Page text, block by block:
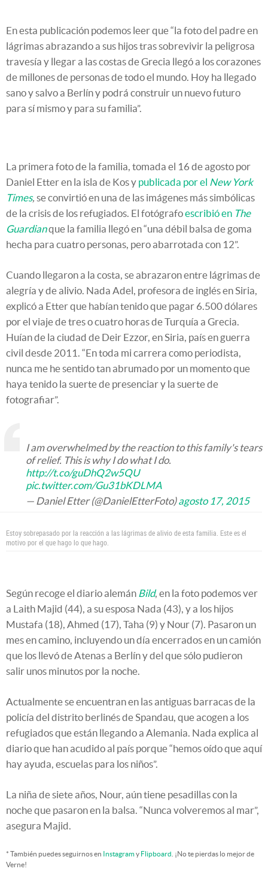
En esta publicación podemos leer que “la foto del padre en
lágrimas abrazando a sus hijos tras sobrevivir la peligrosa
travesía y llegar a las costas de Grecia llegó a los corazones
de millones de personas de todo el mundo. Hoy ha llegado
sano y salvo a Berlín y podrá construir un nuevo futuro
para sí mismo y para su familia”.
La primera foto de la familia, tomada el 16 de agosto por
Daniel Etter en la isla de Kos y publicada por el New York
Times, se convirtió en una de las imágenes más simbólicas
de la crisis de los refugiados. El fotógrafoescribió en The
Guardianque la familia llegó en “una débil balsa de goma
hecha para cuatro personas, pero abarrotada con 12”.
Cuando llegaron a la costa, se abrazaron entre lágrimas de
alegría y de alivio. Nada Adel, profesora de inglés en Siria,
explicó a Etter que habían tenido que pagar 6.500 dólares
por el viaje de tres o cuatro horas de Turquía a Grecia.
Huían de la ciudad de Deir Ezzor, en Siria, país en guerra
civil desde 2011. “En toda mi carrera como periodista,
nunca me he sentido tan abrumado por un momento que
haya tenido la suerte de presenciar y la suerte de
fotografiar”.
I am overwhelmed by the reaction to this family's tears
of relief. This is why I do what I do.
http://t.co/guDhQ2w5QU
pic.twitter.com/Gu31bKDLMA
— Daniel Etter (@DanielEtterFoto)agosto 17, 2015
Estoy sobrepasado por la reacción a las lágrimas de alivio de esta familia. Este es el
motivo por el que hago lo que hago.
Según recoge el diario alemán Bild, en la foto podemos ver
a Laith Majid (44), a su esposa Nada (43), y a los hijos
Mustafa (18), Ahmed (17), Taha (9) y Nour (7). Pasaron un
mes en camino, incluyendo un día encerrados en un camión
que los llevó de Atenas a Berlín y del que sólo pudieron
salir unos minutos por la noche.
Actualmente se encuentran en las antiguas barracas de la
policía del distrito berlinés de Spandau, que acogen a los
refugiados que están llegando a Alemania. Nada explica al
diario que han acudido al país porque “hemos oído que aquí
hay ayuda, escuelas para los niños”.
La niña de siete años, Nour, aún tiene pesadillas con la
noche que pasaron en la balsa. “Nunca volveremos al mar”,
asegura Majid.
* También puedes seguirnos en Instagramy Flipboard . ¡No te pierdas lo mejor de
Verne!